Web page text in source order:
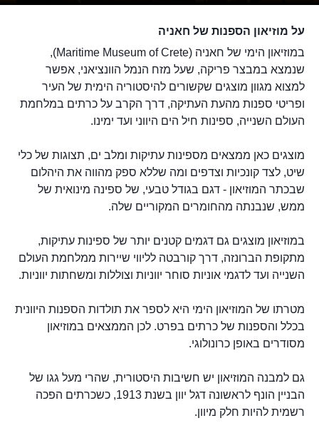
על מוזיאון הספנות של חאניה
במוזיאון הימי של חאניה (Maritime Museum of Crete),
שנמצא במבצר פריקה, שעל מזח הנמל הוונציאני, אפשר
למצוא מגוון מוצגים שקשורים להיסטוריה הימית של העיר
ופריטי ספנות מהעת העתיקה, דרך הקרב על כרתים במלחמת
העולם השנייה, ספינות חיל הים היווני ועד ימינו.
מוצגים כאן ממצאים מספינות עתיקות ומלב ים, תצוגות של כלי
שיט, לצד קונכיות וצדפים ומה שללא ספק מהווה את היהלום
שבכתר המוזיאון - דגם בגודל טבעי, של ספינה מינואית של
ממש, שנבנתה מהחומרים המקוריים שלה.
במוזיאון מוצגים גם דגמים קטנים יותר של ספינות עתיקות,
מתקופת הברונזה, דרך קורבטה לליווי שיירות ממלחמת העולם
השנייה ועד לדגמי אוניות סוחר יווניות וצוללות ומשחתות יווניות.
מטרתו של המוזיאון הימי היא לספר את תולדות הספנות היוונית
בכלל והספנות של כרתים בפרט. לכן הממצאים במוזיאון
מסודרים באופן כרונולוגי.
גם למבנה המוזיאון יש חשיבות היסטורית, שהרי מעל גגו של
הבניין הונף לראשונה דגל יוון בשנת 1913, כשכרתים הפכה
רשמית להיות חלק מיוון.